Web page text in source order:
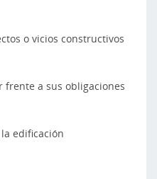
o vicios constructivos
frente a sus obligaciones
edificación